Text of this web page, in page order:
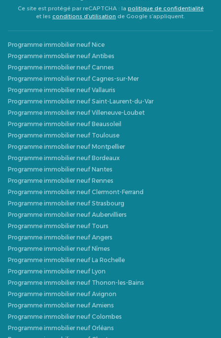
Ce site est protégé par reCAPTCHA : la politique de confidentialité
et les conditions d’utilisation de Google s’appliquent.
Programme immobilier neuf Nice
Programme immobilier neuf Antibes
Programme immobilier neuf Cannes
Programme immobilier neuf Cagnes-sur-Mer
Programme immobilier neuf Vallauris
Programme immobilier neuf Saint-Laurent-du-Var
Programme immobilier neuf Villeneuve-Loubet
Programme immobilier neuf Beausoleil
Programme immobilier neuf Toulouse
Programme immobilier neuf Montpellier
Programme immobilier neuf Bordeaux
Programme immobilier neuf Nantes
Programme immobilier neuf Rennes
Programme immobilier neuf Clermont-Ferrand
Programme immobilier neuf Strasbourg
Programme immobilier neuf Aubervilliers
Programme immobilier neuf Tours
Programme immobilier neuf Angers
Programme immobilier neuf Nîmes
Programme immobilier neuf La Rochelle
Programme immobilier neuf Lyon
Programme immobilier neuf Thonon-les-Bains
Programme immobilier neuf Avignon
Programme immobilier neuf Amiens
Programme immobilier neuf Colombes
Programme immobilier neuf Orléans